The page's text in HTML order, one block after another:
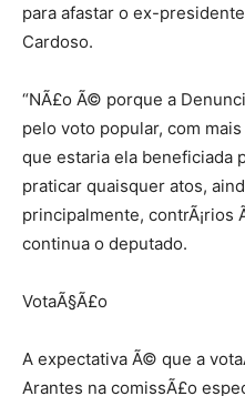
para afastar o ex-
Cardoso.
“NÃ£o Ã© porque a
pelo voto popular, com
que estaria ela beneficiada
praticar quaisquer atos,
principalmente, contrÃ¡rios
continua o deputado.
VotaÃ§Ã£o
A expectativa Ã© que a
Arantes na comissÃ£o